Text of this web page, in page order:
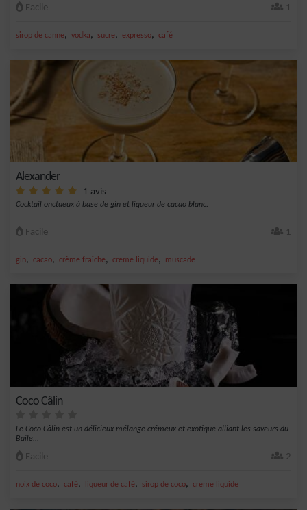
Facile 1
sirop de canne, vodka, sucre, expresso, café
Alexander
1 avis
Cocktail onctueux à base de gin et liqueur de cacao blanc.
Facile 1
gin, cacao, crème fraîche, creme liquide, muscade
Coco Câlin
Le Coco Câlin est un délicieux mélange crémeux et exotique alliant les saveurs du
Baile...
Facile 2
noix de coco, café, liqueur de café, sirop de coco, creme liquide